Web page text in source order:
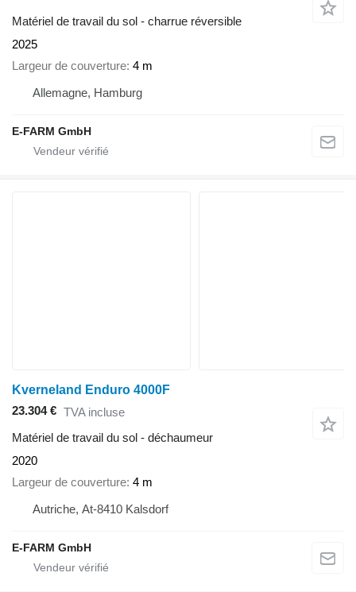
Matériel de travail du sol - charrue réversible
2025
Largeur de couverture 4 m
Allemagne, Hamburg
E-FARM GmbH
Kverneland Enduro 4000F
23.304 € TVA incluse
Matériel de travail du sol - déchaumeur
2020
Largeur de couverture 4 m
Autriche, At-8410 Kalsdorf
E-FARM GmbH